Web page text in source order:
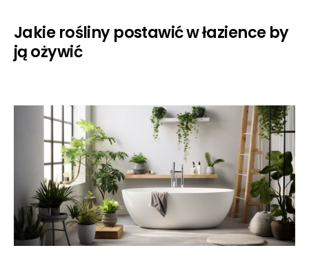
Jakie rośliny postawić w łazience by
ją ożywić